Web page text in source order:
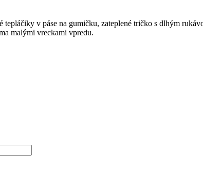
v páse na gumičku, zateplené tričko s dlhým
malými vreckami vpredu.